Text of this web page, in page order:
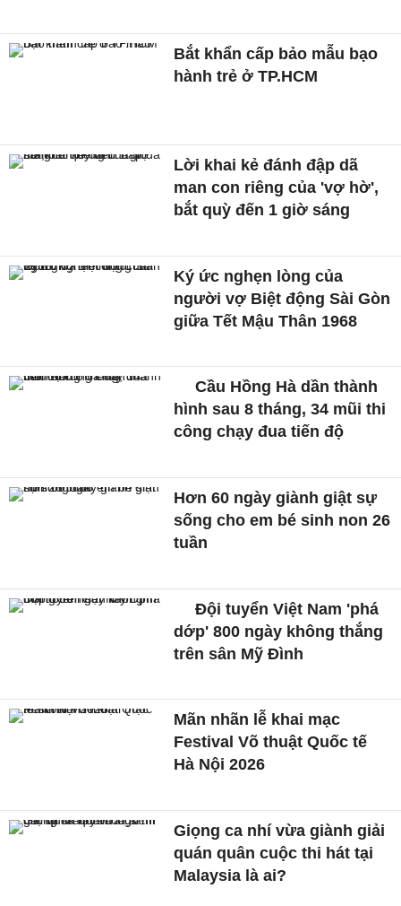
Bắt khẩn cấp bảo mẫu bạo
hành trẻ ở TP.HCM
Lời khai kẻ đánh đập dã
man con riêng của 'vợ hờ',
bắt quỳ đến 1 giờ sáng
Ký ức nghẹn lòng của
người vợ Biệt động Sài Gòn
giữa Tết Mậu Thân 1968
Cầu Hồng Hà dần thành
hình sau 8 tháng, 34 mũi thi
công chạy đua tiến độ
Hơn 60 ngày giành giật sự
sống cho em bé sinh non 26
tuần
Đội tuyển Việt Nam 'phá
dớp' 800 ngày không thắng
trên sân Mỹ Đình
Mãn nhãn lễ khai mạc
Festival Võ thuật Quốc tế
Hà Nội 2026
Giọng ca nhí vừa giành giải
quán quân cuộc thi hát tại
Malaysia là ai?